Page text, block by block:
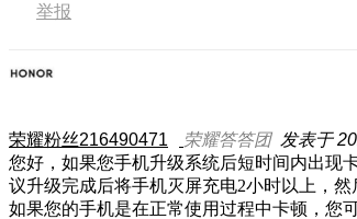
举报
荣耀粉丝216490471 荣耀答答团 发表于
您好，如果您手机升级系统后短时间内出现
议升级完成后将手机灭屏充电2小时以上，
如果您的手机是在正常使用过程中卡顿，您